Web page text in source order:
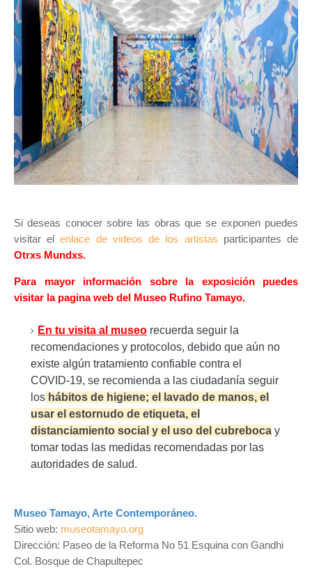
Si deseas conocer sobre las obras que se exponen puedes
visitar elenlace de videos de los artistas participantes de
Otrxs Mundxs.
Para mayor información sobre la exposición puedes
visitar la pagina web del Museo Rufino Tamayo.
En tu visita al museo recuerda seguir la
recomendaciones y protocolos, debido que aún no
existe algún tratamiento confiable contra el
COVID-19, se recomienda a las ciudadanía seguir
los hábitos de higiene; el lavado de manos, el
usar el estornudo de etiqueta, el
distanciamiento social y el uso del cubreboca y
tomar todas las medidas recomendadas por las
autoridades de salud.
Museo Tamayo, Arte Contemporáneo.
Sitio web: museotamayo.org
Dirección: Paseo de la Reforma No 51 Esquina con Gandhi
Col. Bosque de Chapultepec